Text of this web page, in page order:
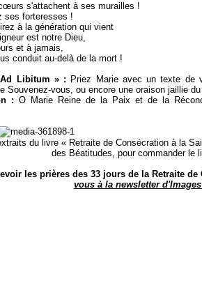
s'attachent à ses murailles !
ses forteresses !
à la génération qui vient
est notre Dieu,
et à jamais,
conduit au-delà de la mort !
Libitum » : Priez Marie avec un texte de
Souvenez-vous, ou encore une oraison jaillie
: O Marie Reine de la Paix et de la
du livre « Retraite de Consécration à la
des Béatitudes, pour commander le
les prières des 33 jours de la Retraite
vous à la newsletter